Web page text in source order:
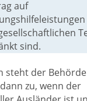
auf
sind.
steht der
zu, wenn der